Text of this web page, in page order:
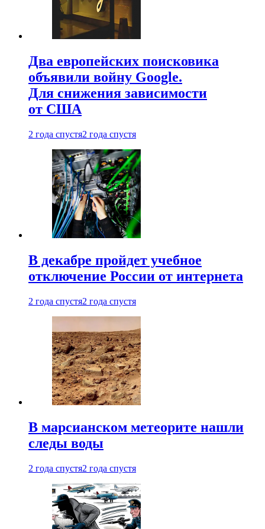
Два европейских поисковика
объявили войну Google.
Для снижения зависимости
от США
2 года спустя2 года спустя
В декабре пройдет учебное
отключение России от интернета
2 года спустя2 года спустя
В марсианском метеорите нашли
следы воды
2 года спустя2 года спустя